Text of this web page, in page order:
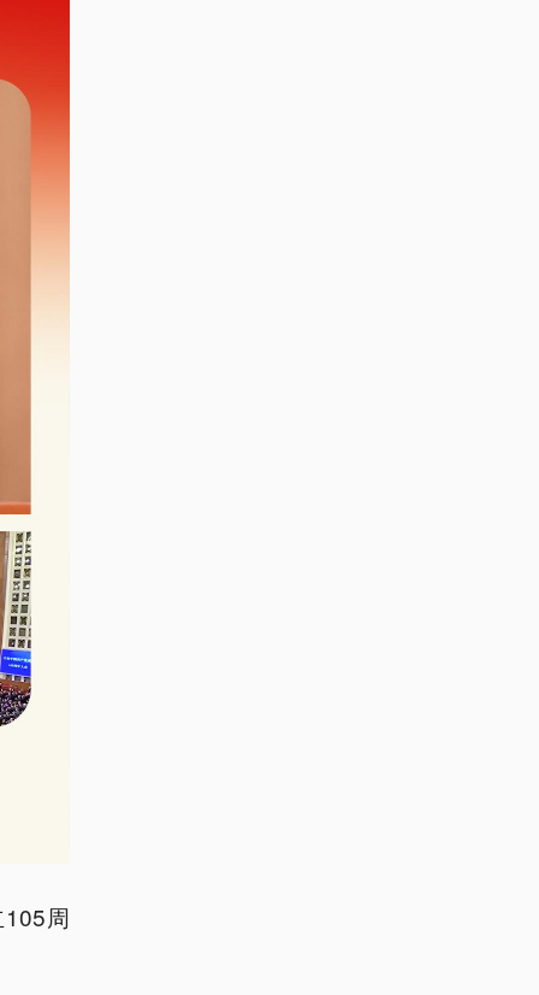
周